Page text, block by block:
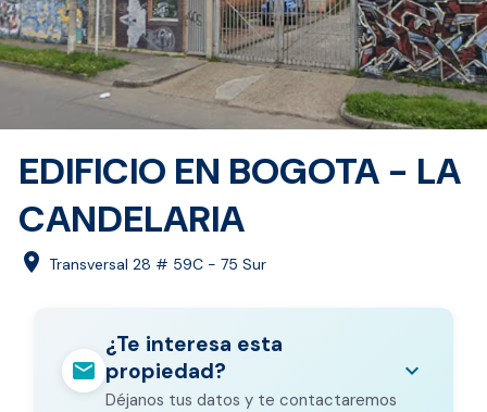
EDIFICIO EN BOGOTA - LA
CANDELARIA
location_on Transversal 28 # 59C - 75 Sur
mail
¿Te interesa esta
propiedad?
Déjanos tus datos y te contactaremos
expand_more